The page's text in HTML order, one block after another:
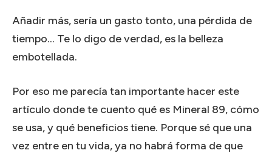
Añadir más, sería un gasto tonto, una pérdida de
tiempo… Te lo digo de verdad, es la belleza
embotellada.
Por eso me parecía tan importante hacer este
artículo donde te cuento qué es Mineral 89, cómo
se usa, y qué beneficios tiene. Porque sé que una
vez entre en tu vida, ya no habrá forma de que